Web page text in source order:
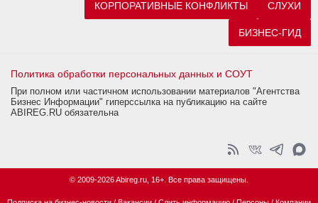
КОРПОРАТИВНЫЕ КОНФЛИКТЫ СЛУХИ
БИЗНЕС-ГИД
Политика обработки персональных данных и СОУТ
При полном или частичном использовании материалов "Агентства
Бизнес Информации" гиперссылка на публикацию на сайте
ABIREG.RU обязательна
© 2009-2026 Abireg.ru, 16+. Все права защищены.